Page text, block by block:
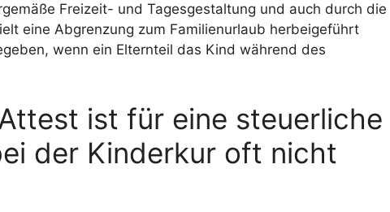
Freizeit- und Tagesgestaltung und auch durch die
eine Abgrenzung zum Familienurlaub herbeigeführt
wenn ein Elternteil das Kind während des
ist für eine steuerliche
der Kinderkur oft nicht